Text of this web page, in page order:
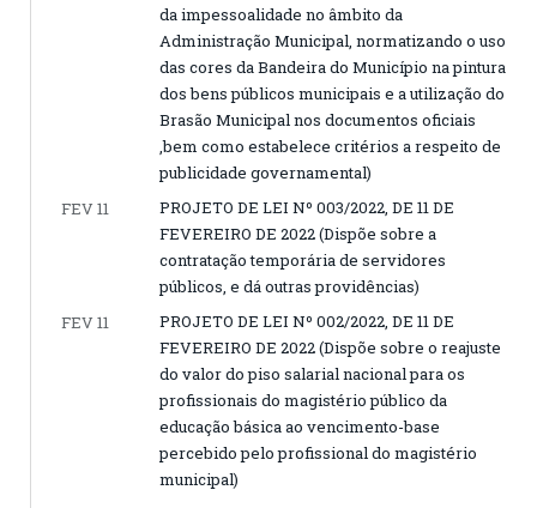
da impessoalidade no âmbito da
Administração Municipal, normatizando o uso
das cores da Bandeira do Município na pintura
dos bens públicos municipais e a utilização do
Brasão Municipal nos documentos oficiais
,bem como estabelece critérios a respeito de
publicidade governamental)
FEV 11
PROJETO DE LEI Nº 003/2022, DE 11 DE
FEVEREIRO DE 2022 (Dispõe sobre a
contratação temporária de servidores
públicos, e dá outras providências)
FEV 11
PROJETO DE LEI Nº 002/2022, DE 11 DE
FEVEREIRO DE 2022 (Dispõe sobre o reajuste
do valor do piso salarial nacional para os
profissionais do magistério público da
educação básica ao vencimento-base
percebido pelo profissional do magistério
municipal)